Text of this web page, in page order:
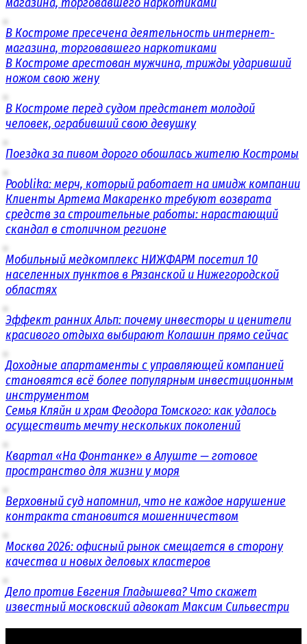
В Костроме пресечена деятельность интернет-
магазина, торговавшего наркотиками
В Костроме арестован мужчина, трижды ударивший
ножом свою жену
В Костроме перед судом предстанет молодой
человек, ограбивший свою девушку
Поездка за пивом дорого обошлась жителю Костромы
Pooblika: мерч, который работает на имидж компании
Клиенты Артема Макаренко требуют возврата
средств за строительные работы: нарастающий
скандал в столичном регионе
Мобильный медкомплекс НИЖФАРМ посетил 10
населенных пунктов в Рязанской и Нижегородской
областях
Эффект ранних Альп: почему инвесторы и ценители
красивого отдыха выбирают Колашин прямо сейчас
Доходные апартаменты с управляющей компанией
становятся всё более популярным инвестиционным
инструментом
Семья Кляйн и храм Феодора Томского: как удалось
осуществить мечту нескольких поколений
Квартал «На Фонтанке» в Алуште — готовое
пространство для жизни у моря
Верховный суд напомнил, что не каждое нарушение
контракта становится мошенничеством
Москва 2026: офисный рынок смещается в сторону
качества и новых деловых кластеров
Дело против Евгения Гладышева? Что скажет
известный московский адвокат Максим Сильвестри